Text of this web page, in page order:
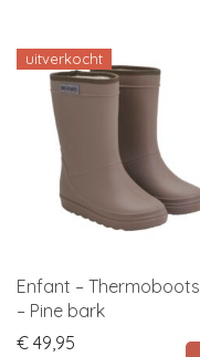
uitverkocht
Enfant – Thermoboots
– Pine bark
€ 49,95